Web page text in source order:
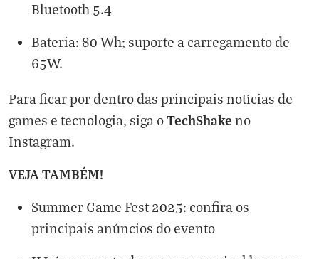
Bluetooth 5.4
Bateria: 80 Wh; suporte a carregamento de
65W.
Para ficar por dentro das principais notícias de
games e tecnologia, siga oTechShake no
Instagram.
VEJA TAMBÉM!
Summer Game Fest 2025: confira os
principais anúncios do evento